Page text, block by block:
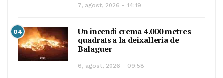
7, agost, 2026 - 14:19
04
Un incendi crema 4.000 metres
quadrats a la deixalleria de
Balaguer
6, agost, 2026 - 09:58